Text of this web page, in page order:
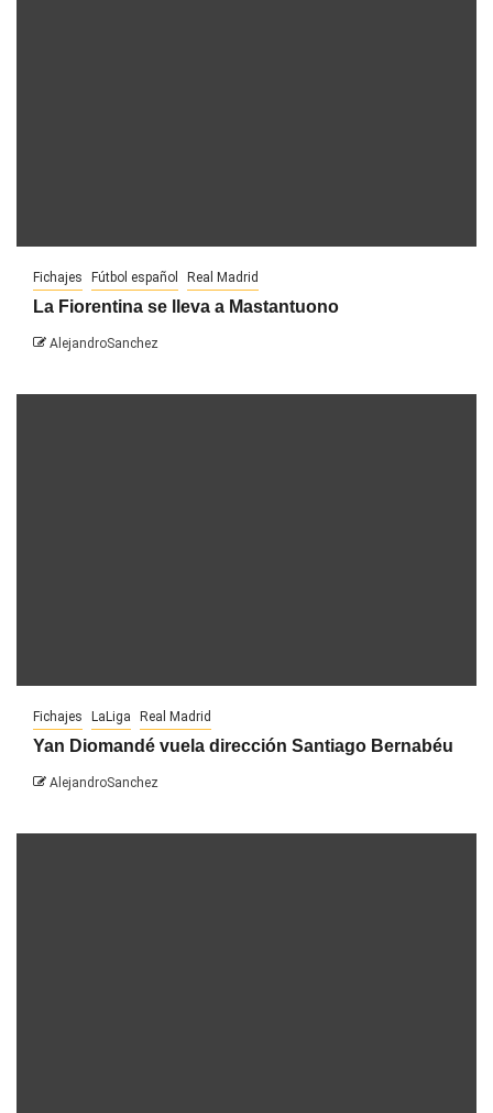
Fichajes Fútbol español Real Madrid
La Fiorentina se lleva a Mastantuono
AlejandroSanchez
Fichajes LaLiga Real Madrid
Yan Diomandé vuela dirección Santiago Bernabéu
AlejandroSanchez